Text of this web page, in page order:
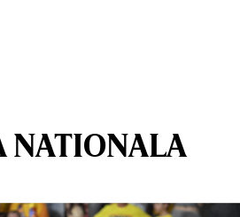
NATIONALA